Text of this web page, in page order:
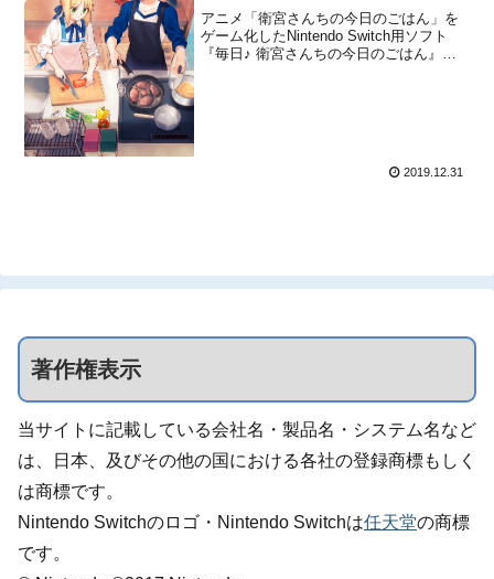
発売決定！
アニメ「衛宮さんちの今日のごはん」を
ゲーム化したNintendo Switch用ソフト
『毎日♪ 衛宮さんちの今日のごはん』
2019.12.31
著作権表示
当サイトに記載している会社名・製品名・システム名など
は、日本、及びその他の国における各社の登録商標もしく
は商標です。
Nintendo Switchのロゴ・Nintendo Switchは任天堂の商標
です。